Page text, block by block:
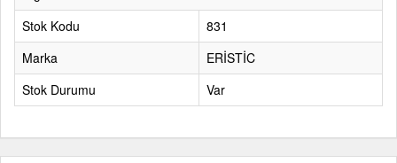
Stok Kodu
831
Marka
ERİSTİC
Stok Durumu
Var